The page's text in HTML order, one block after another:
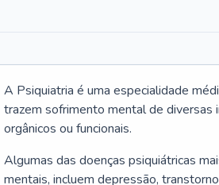
A Psiquiatria é uma especialidade
trazem sofrimento mental de diversas
orgânicos ou funcionais.
Algumas das doenças psiquiátricas
mentais, incluem depressão,